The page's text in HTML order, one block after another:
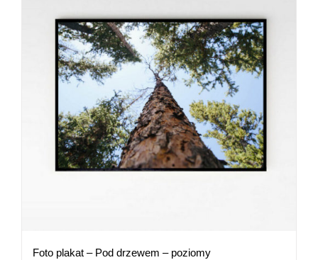
Foto plakat – Pod drzewem – poziomy